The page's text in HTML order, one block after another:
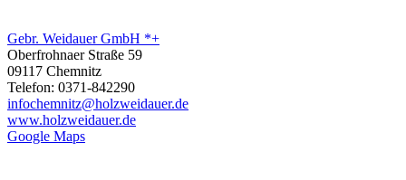
Gebr. Weidauer GmbH *+
Oberfrohnaer Straße 59
09117 Chemnitz
Telefon: 0371-842290
infochemnitz@holzweidauer.de
www.holzweidauer.de
Google Maps